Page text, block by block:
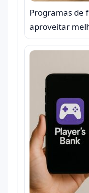
Programas de
aproveitar